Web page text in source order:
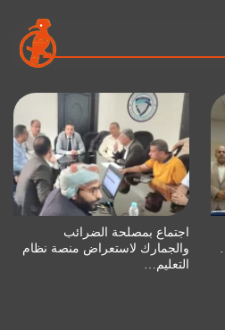
اجتماع بمصلحة الضرائب
والجمارك لاستعراض منصة نظام
التعليم…